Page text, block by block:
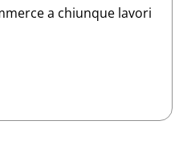
a chiunque lavori